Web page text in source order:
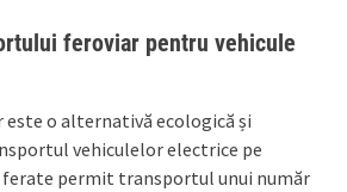
feroviar pentru vehicule
o alternativă ecologică și
vehiculelor electrice pe
permit transportul unui număr